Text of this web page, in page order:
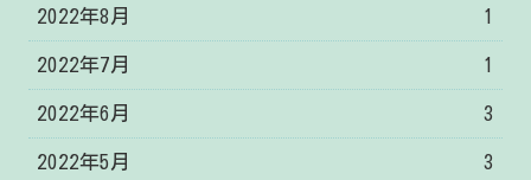
2022年8月 1
2022年7月 1
2022年6月 3
2022年5月 3